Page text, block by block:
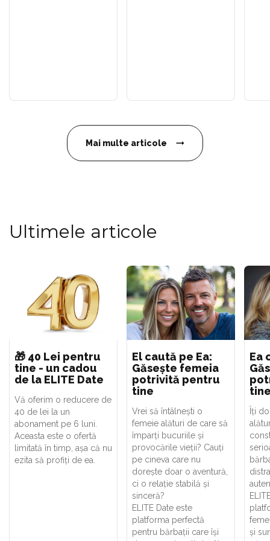
Mai multe articole
Ultimele articole
🎁 40 Lei pentru
tine - un cadou
de la ELITE Date
Vă oferim o reducere de
40 de lei la un
abonament pe 6 luni.
Aceasta este o ofertă
limitată în timp, așa că nu
ezita să profiți de ea.
El caută pe Ea:
Găsește femeia
potrivită pentru
tine
Vrei să întâlnești o
femeie alături de care să
împarți bucuriile și
provocările vieții? Cauți
pe cineva care nu
dorește doar o aventură,
ci o relație stabilă și
sinceră?
ELITE Date este
platforma perfectă
pentru bărbații care își
Ea
Îți
și